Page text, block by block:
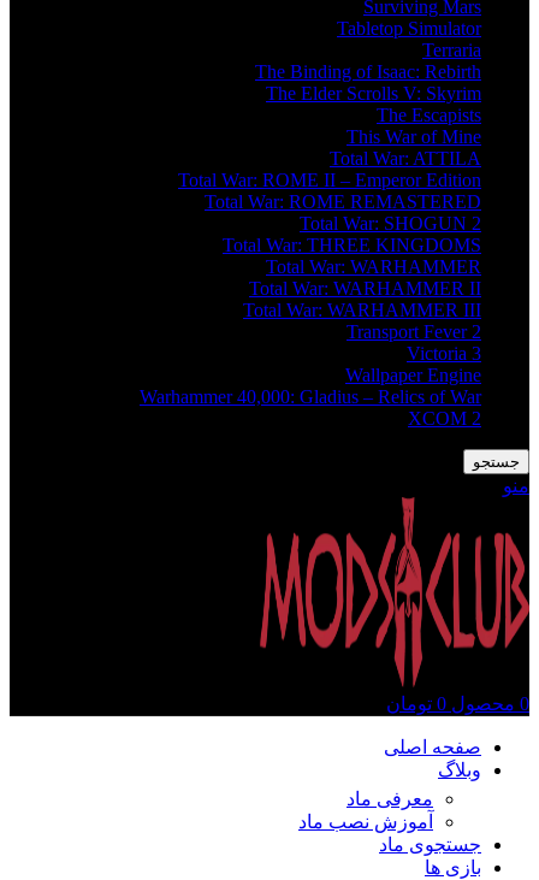
Surviving Mars
Tabletop Simulator
Terraria
The Binding of Isaac: Rebirth
The Elder Scrolls V: Skyrim
The Escapists
This War of Mine
Total War: ATTILA
Total War: ROME II – Emperor Edition
Total War: ROME REMASTERED
Total War: SHOGUN 2
Total War: THREE KINGDOMS
Total War: WARHAMMER
Total War: WARHAMMER II
Total War: WARHAMMER III
Transport Fever 2
Victoria 3
Wallpaper Engine
Warhammer 40,000: Gladius – Relics of War
XCOM 2
جستجو
منو
0 محصول 0 تومان
صفحه اصلی
وبلاگ
معرفی ماد
آموزش نصب ماد
جستجوی ماد
بازی ها